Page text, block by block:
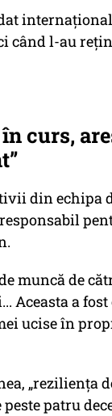
când l-au
curs,
din
muncă de
Aceasta a
ucise în
patru